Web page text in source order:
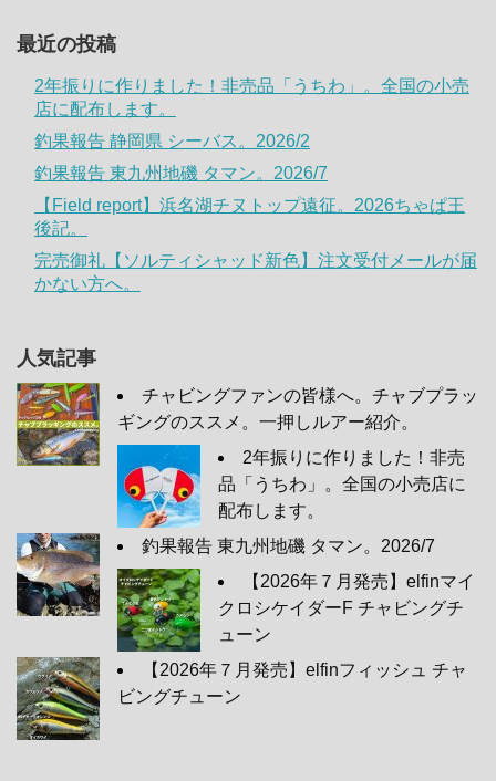
最近の投稿
2年振りに作りました！非売品「うちわ」。全国の小売
店に配布します。
釣果報告 静岡県 シーバス。2026/2
釣果報告 東九州地磯 タマン。2026/7
【Field report】浜名湖チヌトップ遠征。2026ちゃぱ王
後記。
完売御礼【ソルティシャッド新色】注文受付メールが届
かない方へ。
人気記事
チャビングファンの皆様へ。チャブプラッ
ギングのススメ。一押しルアー紹介。
2年振りに作りました！非売
品「うちわ」。全国の小売店に
配布します。
釣果報告 東九州地磯 タマン。2026/7
【2026年７月発売】elfinマイ
クロシケイダーF チャビングチ
ューン
【2026年７月発売】elfinフィッシュ チャ
ビングチューン